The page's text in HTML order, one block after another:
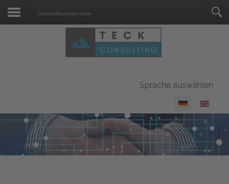
Unternehmensprozesse
Sprache auswählen